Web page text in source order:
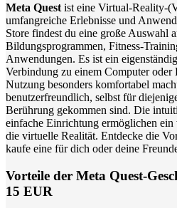
Meta Quest ist eine Virtual-Reality-
umfangreiche Erlebnisse und
Store findest du eine große Auswahl
Bildungsprogrammen, Fitness-
Anwendungen. Es ist ein
Verbindung zu einem Computer
Nutzung besonders komfortabel
benutzerfreundlich, selbst für
Berührung gekommen sind. Die
einfache Einrichtung ermöglichen
die virtuelle Realität. Entdecke die
kaufe eine für dich oder deine
Vorteile der Meta Quest-
15 EUR